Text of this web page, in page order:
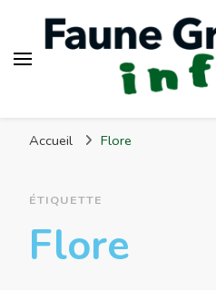
Accueil Flore
ÉTIQUETTE
Flore